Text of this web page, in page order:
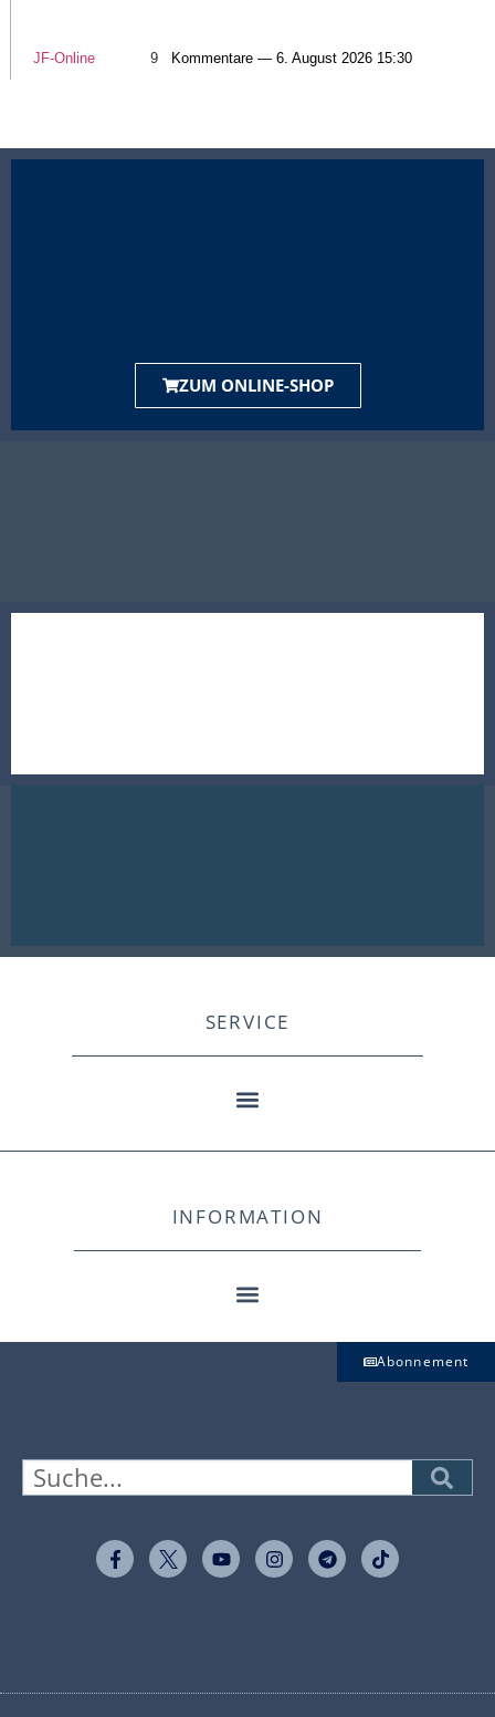
JF-Online 9 Kommentare — 6. August 2026 15:30
ZUM ONLINE-SHOP
SERVICE
INFORMATION
Abonnement